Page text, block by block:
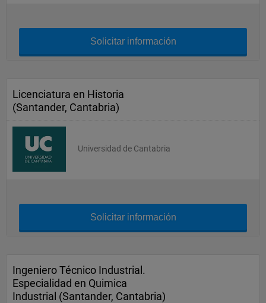
Solicitar información
Licenciatura en Historia
(Santander, Cantabria)
Universidad de Cantabria
Solicitar información
Ingeniero Técnico Industrial.
Especialidad en Quimica
Industrial (Santander, Cantabria)